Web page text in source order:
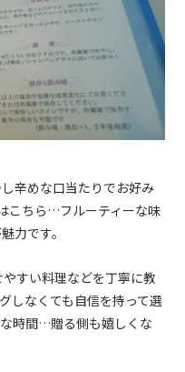
辛めな口当たりでお好み
こちら…フルーティーな味
力です。
すい料理などを丁寧に教
しなくても自信を持って選
時間…贈る側も嬉しくな